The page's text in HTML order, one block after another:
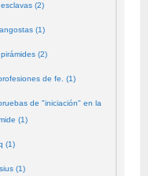
(2)
(1)
(2)
de fe. (1)
de "iniciación" en la
(1)
(1)
(1)